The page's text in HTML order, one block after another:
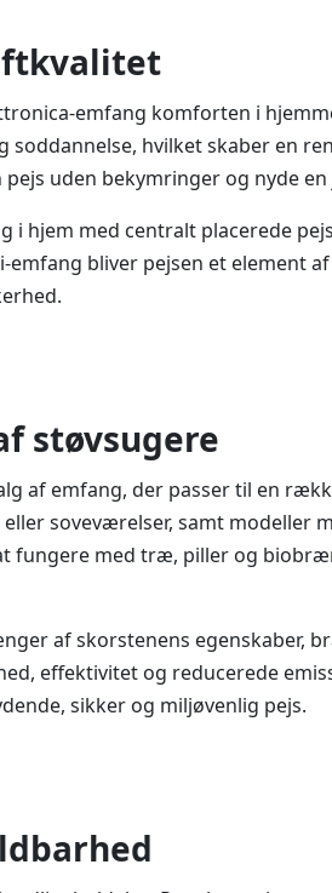
emfang komforten i
hvilket skaber en
uden bekymringer og nyde
hjem med centralt placerede
bliver pejsen et element
støvsugere
af emfang, der passer til en
soveværelser, samt modeller
fungere med træ, piller og
af skorstenens egenskaber,
effektivitet og reducerede
sikker og miljøvenlig pejs.